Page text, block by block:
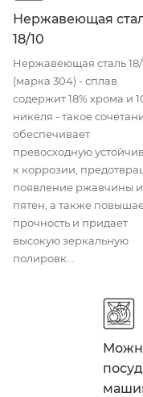
Нержавеющая
18/10
Нержавеющая сталь 18/
(марка 304) - сплав
содержит 18% хрома и
никеля - такое
обеспечивает
превосходную
к коррозии,
появление ржавчины и
пятен, а также
прочность и придает
высокую зеркальную
полировк...